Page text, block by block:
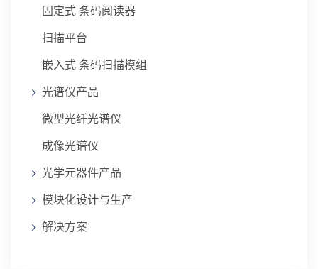
固定式 条码阅读器
扫描平台
嵌入式 条码扫描模组
光谱仪产品
微型光纤光谱仪
成像光谱仪
光学元器件产品
模块化设计与生产
解决方案